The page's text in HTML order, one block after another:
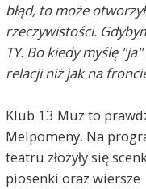
błąd, to może
rzeczywistości.
TY. Bo kiedy myślę
relacji niż jak na
Klub 13 Muz to
Melpomeny. Na
teatru złożyły się
piosenki oraz wiersze